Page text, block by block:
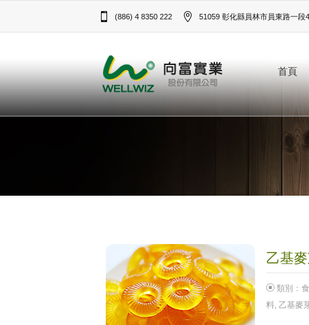
(886) 4 8350 222 51059 彰化縣員林市員東路一段
首頁
乙基
類別：
料, 乙基麥